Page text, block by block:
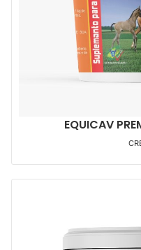
EQUICAV